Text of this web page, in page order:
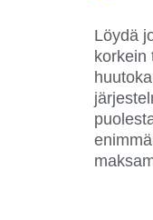
Löydä
korkein